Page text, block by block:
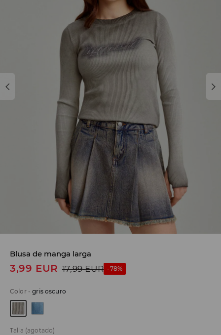
Blusa de manga larga
3,99 EUR 17,99 EUR -78%
Color-gris oscuro
Talla (agotado)